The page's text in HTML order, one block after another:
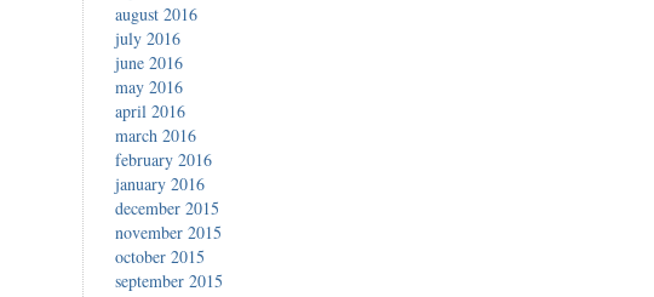
august 2016
july 2016
june 2016
may 2016
april 2016
march 2016
february 2016
january 2016
december 2015
november 2015
october 2015
september 2015